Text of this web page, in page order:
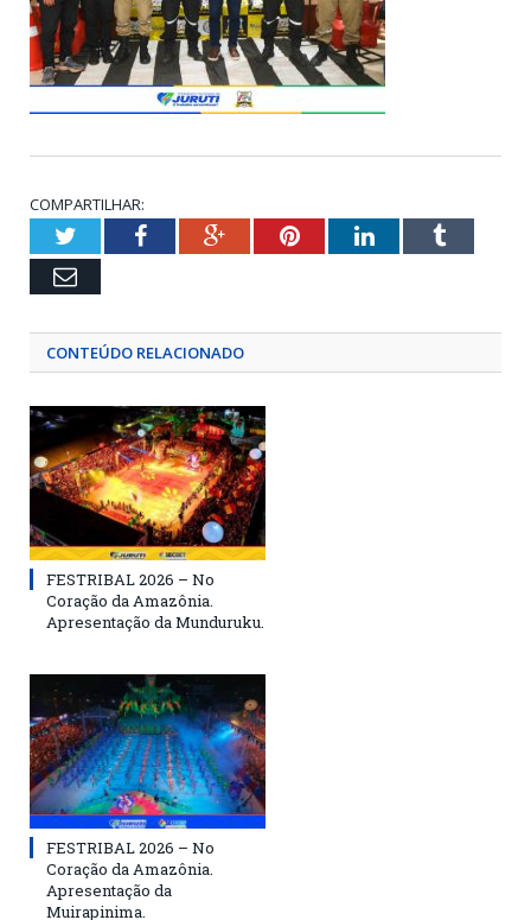
COMPARTILHAR:
TwitterFacebookGoogle+PinterestLinkedInTumblr
Email
CONTEÚDO RELACIONADO
FESTRIBAL 2026 – No
Coração da Amazônia.
Apresentação da Munduruku.
FESTRIBAL 2026 – No
Coração da Amazônia.
Apresentação da
Muirapinima.